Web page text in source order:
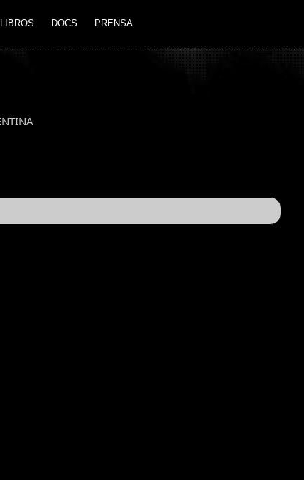
LIBROS DOCS PRENSA